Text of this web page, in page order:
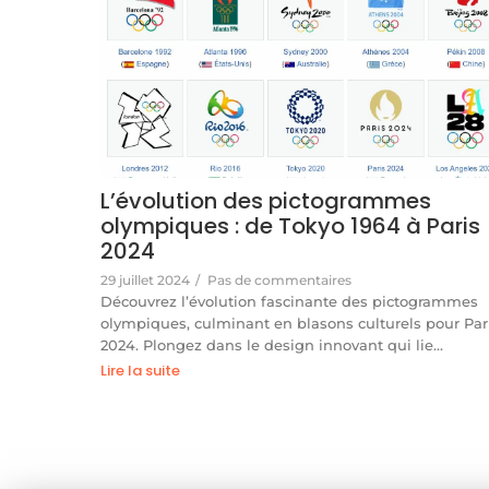
L’évolution des pictogrammes
olympiques : de Tokyo 1964 à Paris
2024
29 juillet 2024 / Pas de commentaires
Découvrez l’évolution fascinante des pictogrammes
olympiques, culminant en blasons culturels pour
2024. Plongez dans le design innovant qui lie…
Lire la suite